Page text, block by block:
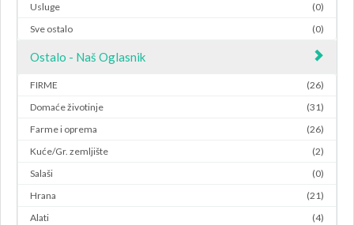
Usluge
(0)
Sve ostalo
(0)
Ostalo - Naš Oglasnik
FIRME
(26)
Domaće životinje
(31)
Farme i oprema
(26)
Kuće/Gr. zemljište
(2)
Salaši
(0)
Hrana
(21)
Alati
(4)